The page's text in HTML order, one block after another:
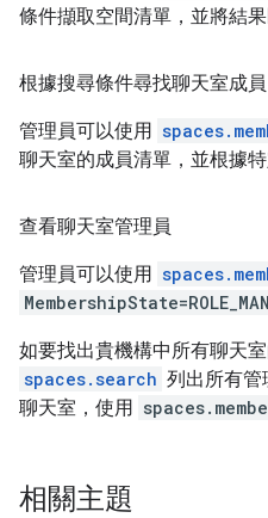
條件擷取空間清單，並將結果
根據搜尋條件尋找聊天室成員
管理員可以使用
聊天室的成員清單，並根據特
查看聊天室管理員
管理員可以使用
如要找出貴機構中所有聊天
spaces.search 列出所有管
聊天室，使用
相關主題